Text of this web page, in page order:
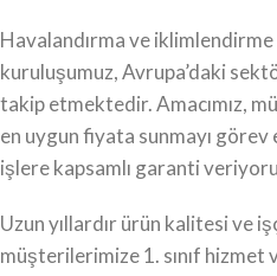
Havalandırma ve iklimlendirme
kuruluşumuz, Avrupa’daki
takip etmektedir. Amacımız,
en uygun fiyata sunmayı görev
işlere kapsamlı garanti
Uzun yıllardır ürün kalitesi ve
müşterilerimize 1. sınıf hizmet